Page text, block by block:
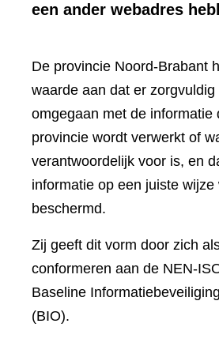
een ander webadres
De provincie Noord-Brabant
waarde aan dat er zorgvuldig
omgegaan met de informatie
provincie wordt verwerkt of
verantwoordelijk voor is, en
informatie op een juiste wijze
beschermd.
Zij geeft dit vorm door zich
conformeren aan de NEN-
Baseline
(BIO).